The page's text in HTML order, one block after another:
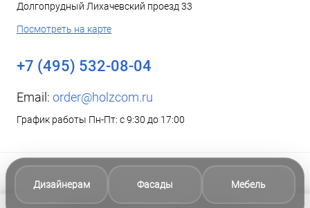
Долгопрудный Лихачевский проезд 33
Посмотреть на карте
+7 (495) 532-08-04
Email: order@holzcom.ru
График работы Пн-Пт: с 9:30 до 17:00
Дизайнерам Фасады Мебель